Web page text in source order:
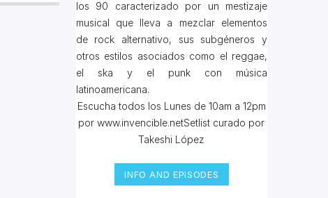
los 90 caracterizado por un mestizaje
musical que lleva a mezclar elementos
de rock alternativo, sus subgéneros y
otros estilos asociados como el reggae,
el ska y el punk con música
latinoamericana.
Escucha todos los Lunes de 10am a 12pm
por www.invencible.netSetlist curado por
Takeshi López
INFO AND EPISODES